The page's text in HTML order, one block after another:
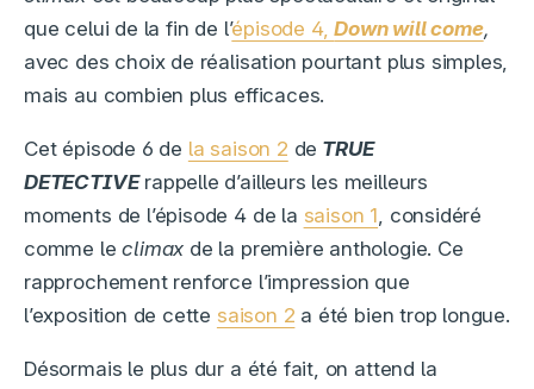
que celui de la fin de l’épisode 4,Down will come,
avec des choix de réalisation pourtant plus simples,
mais au combien plus efficaces.
Cet épisode 6 de la saison 2 de TRUE
DETECTIVE rappelle d’ailleurs les meilleurs
moments de l’épisode 4 de la saison 1, considéré
comme leclimax de la première anthologie. Ce
rapprochement renforce l’impression que
l’exposition de cette saison 2 a été bien trop longue.
Désormais le plus dur a été fait, on attend la